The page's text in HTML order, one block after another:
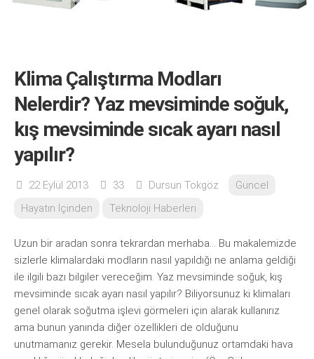
Klima Çalıştırma Modları
Nelerdir? Yaz mevsiminde soğuk,
kış mevsiminde sıcak ayarı nasıl
yapılır?
22 Eylül 2013 33 Dursun Tokgöz
Güncel
Hayatın İçinden
Teknoloji Haberleri
Uzun bir aradan sonra tekrardan merhaba… Bu makalemizde
sizlerle klimalardaki modların nasıl yapıldığı ne anlama geldiği
ile ilgili bazı bilgiler vereceğim. Yaz mevsiminde soğuk, kış
mevsiminde sıcak ayarı nasıl yapılır? Biliyorsunuz ki klimaları
genel olarak soğutma işlevi görmeleri için alarak kullanırız
ama bunun yanında diğer özellikleri de olduğunu
unutmamanız gerekir. Mesela bulunduğunuz ortamdaki hava